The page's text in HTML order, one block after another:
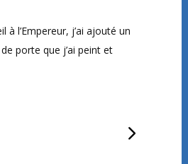
à l’Empereur, j’ai ajouté un
porte que j’ai peint et